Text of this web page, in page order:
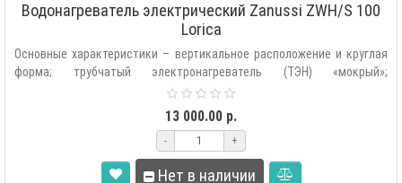
Водонагреватель электрический Zanussi ZWH/S 100
Lorica
Основные характеристики – вертикальное расположение и круглая
форма; трубчатый электронагреватель (ТЭН) «мокрый»;
13 000.00 р.
- +
Нет в наличии